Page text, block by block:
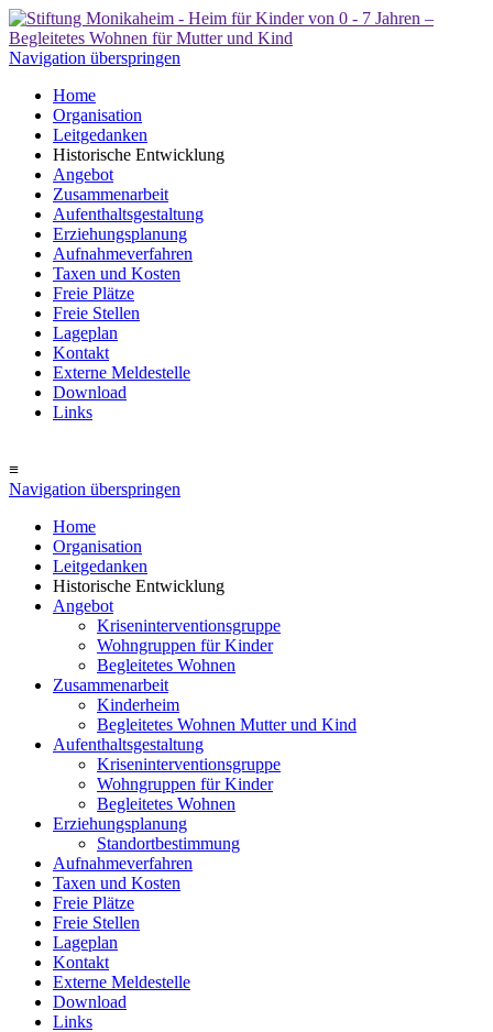
Navigation überspringen
Home
Organisation
Leitgedanken
Historische Entwicklung
Angebot
Zusammenarbeit
Aufenthaltsgestaltung
Erziehungsplanung
Aufnahmeverfahren
Taxen und Kosten
Freie Plätze
Freie Stellen
Lageplan
Kontakt
Externe Meldestelle
Download
Links
≡
Navigation überspringen
Home
Organisation
Leitgedanken
Historische Entwicklung
Angebot
Kriseninterventionsgruppe
Wohngruppen für Kinder
Begleitetes Wohnen
Zusammenarbeit
Kinderheim
Begleitetes Wohnen Mutter und Kind
Aufenthaltsgestaltung
Kriseninterventionsgruppe
Wohngruppen für Kinder
Begleitetes Wohnen
Erziehungsplanung
Standortbestimmung
Aufnahmeverfahren
Taxen und Kosten
Freie Plätze
Freie Stellen
Lageplan
Kontakt
Externe Meldestelle
Download
Links